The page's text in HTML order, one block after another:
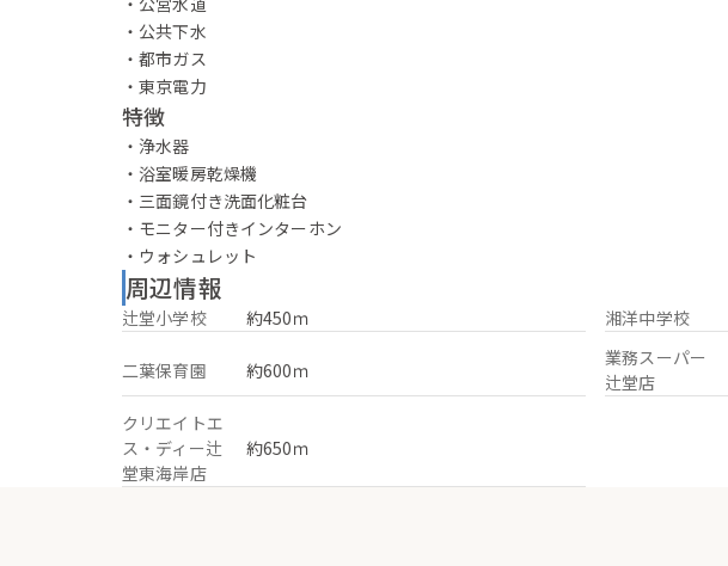
・公共下水
・都市ガス
・東京電力
特徴
・浄水器
・浴室暖房乾燥機
・三面鏡付き洗面化粧台
・モニター付きインターホン
・ウォシュレット
周辺情報
辻堂小学校 約450ｍ 湘洋中学校
二葉保育園 約600ｍ
業務スーパー
辻堂店
クリエイトエ
ス・ディー辻
堂東海岸店
約650ｍ